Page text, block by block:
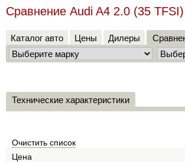
Сравнение Audi A4 2.0 (35
Каталог авто Цены Дилеры
Технические характеристики
Очистить список
Цена